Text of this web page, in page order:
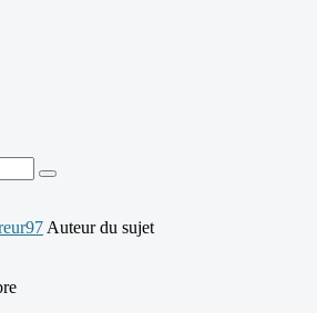
Auteur du sujet